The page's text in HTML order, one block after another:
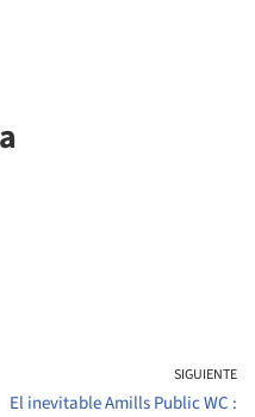
SIGUIENTE
El inevitable Amills Public WC :